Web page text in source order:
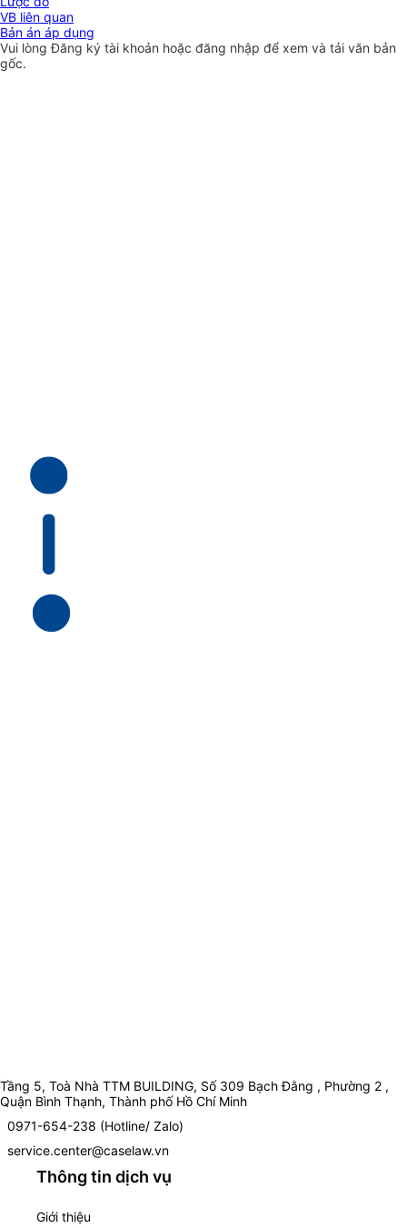
VB liên quan
Bản án áp dụng
Vui lòngĐăng ký tài khoản hoặc đăng nhập để xem và tải văn bản
gốc.
Tầng 5, Toà Nhà TTM BUILDING, Số 309 Bạch Đằng , Phường 2 ,
Quận Bình Thạnh, Thành phố Hồ Chí Minh
0971-654-238 (Hotline/ Zalo)
service.center@caselaw.vn
Thông tin dịch vụ
Giới thiệu